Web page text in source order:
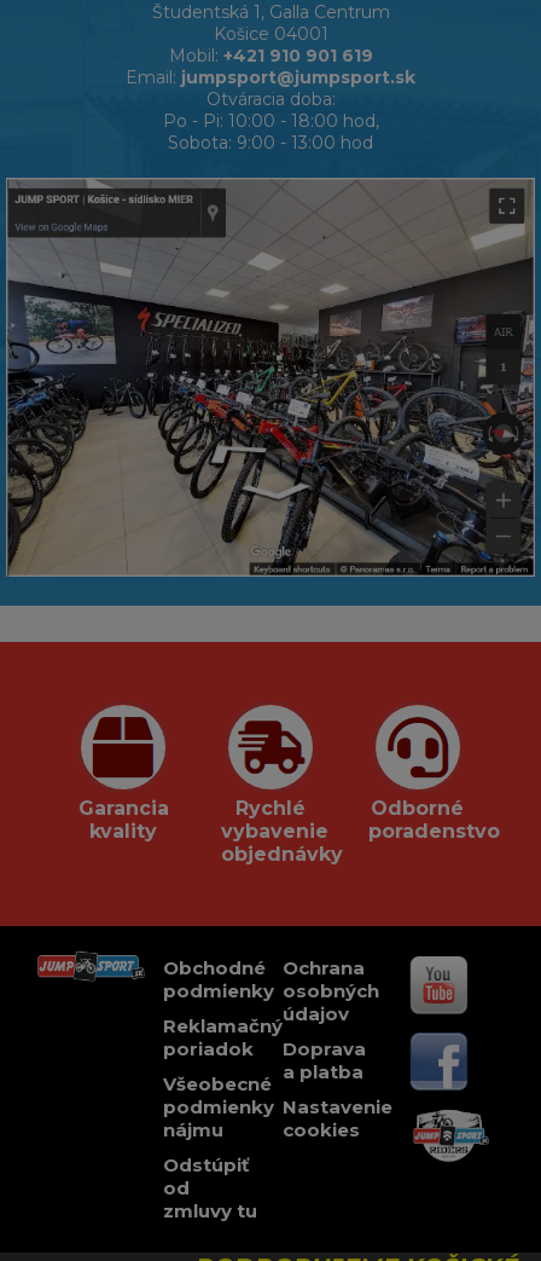
Študentská 1, Galla Centrum
Košice 04001
Mobil: +421 910 901 619
Email: jumpsport@jumpsport.sk
Otváracia doba:
Po - Pi: 10:00 - 18:00 hod,
Sobota: 9:00 - 13:00 hod
Garancia
kvality
Rychlé
vybavenie
objednávky
Odborné
poradenstvo
Obchodné
podmienky
Reklamačný
poriadok
Všeobecné
podmienky
nájmu
Odstúpiť
od
zmluvy tu
Ochrana
osobných
údajov
Doprava
a platba
Nastavenie
cookies